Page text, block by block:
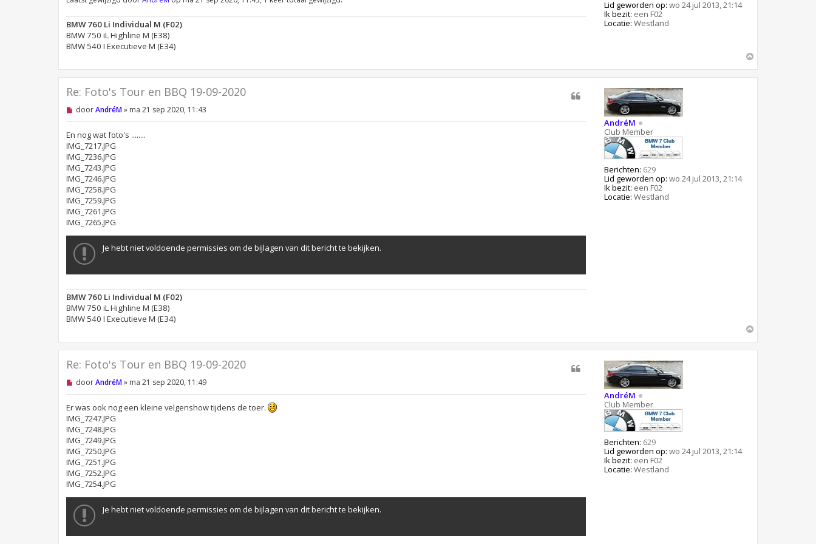
Lid geworden op: wo 24 jul 2013, 21:14
Ik bezit: een F02
Locatie: Westland
n
e
r
i
c
BMW 760 Li Individual M (F02)
BMW 750 iL Highline M (E38)
BMW 540 I Executieve M (E34)
h
AndréM
Club Member
Berichten: 629
Lid geworden op: wo 24 jul 2013, 21:14
Ik bezit: een F02
Locatie: Westland
Re: Foto's Tour en BBQ 19-09-2020
O
e
l
e
z
e
n
b
e
r
i
c
h
t
doorAndréM» ma 21 sep 2020, 11:43
En nog wat foto's ........
IMG_7217.JPG
IMG_7236.JPG
IMG_7243.JPG
IMG_7246.JPG
IMG_7258.JPG
IMG_7259.JPG
IMG_7261.JPG
IMG_7265.JPG
Je hebt niet voldoende permissies om de bijlagen van dit bericht te bekijken.
BMW 760 Li Individual M (F02)
BMW 750 iL Highline M (E38)
BMW 540 I Executieve M (E34)
h
AndréM
Club Member
Berichten: 629
Lid geworden op: wo 24 jul 2013, 21:14
Ik bezit: een F02
Locatie: Westland
Re: Foto's Tour en BBQ 19-09-2020
O
e
l
e
z
e
n
b
e
r
i
h
t
doorAndréM» ma 21 sep 2020, 11:49
Er was ook nog een kleine velgenshow tijdens de toer.
IMG_7247.JPG
IMG_7248.JPG
IMG_7249.JPG
IMG_7250.JPG
IMG_7251.JPG
IMG_7252.JPG
IMG_7254.JPG
Je hebt niet voldoende permissies om de bijlagen van dit bericht te bekijken.